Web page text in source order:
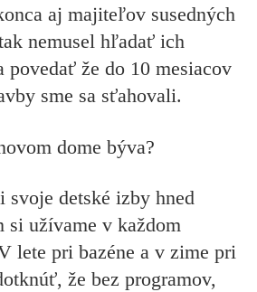
aj majiteľov susedných
nemusel hľadať ich
povedať že do 10 mesiacov
sme sa sťahovali.
dome býva?
svoje detské izby hned
si užívame v každom
lete pri bazéne a v zime pri
že bez programov,